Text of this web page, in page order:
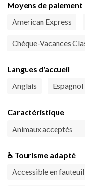
Moyens de paiement
American Express
Chèque-Vacances
Langues d'accueil
Anglais
Espagnol
Caractéristique
Animaux acceptés
♿ Tourisme adapté
Accessible en